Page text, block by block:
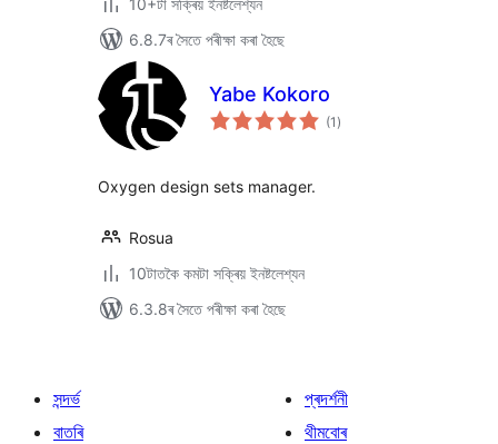
10+টা সক্ৰিয় ইনষ্টলেশ্যন
6.8.7ৰ সৈতে পৰীক্ষা কৰা হৈছে
Yabe Kokoro
(1 টা
মুঠ)
Oxygen design sets manager.
Rosua
10টাতকৈ কমটা সক্ৰিয় ইনষ্টলেশ্যন
6.3.8ৰ সৈতে পৰীক্ষা কৰা হৈছে
সন্দৰ্ভ
বাতৰি
প্ৰদৰ্শনী
থীমবোৰ